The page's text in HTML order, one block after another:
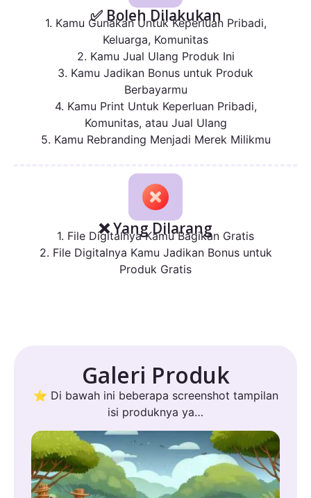
✅ Boleh Dilakukan
1. Kamu Gunakan Untuk Keperluan Pribadi,
Keluarga, Komunitas
2. Kamu Jual Ulang Produk Ini
3. Kamu Jadikan Bonus untuk Produk
Berbayarmu
4. Kamu Print Untuk Keperluan Pribadi,
Komunitas, atau Jual Ulang
5. Kamu Rebranding Menjadi Merek Milikmu
❌ Yang Dilarang
1. File Digitalnya Kamu Bagikan Gratis
2. File Digitalnya Kamu Jadikan Bonus untuk
Produk Gratis
Galeri Produk
⭐ Di bawah ini beberapa screenshot tampilan
isi produknya ya…